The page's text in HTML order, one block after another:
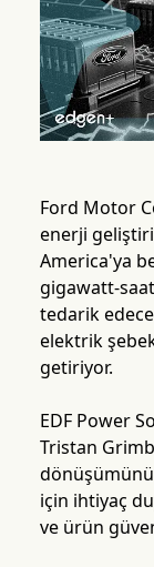
Ford Motor
enerji
America'ya
gigawatt-
tedarik
elektrik
getiriyor.
EDF Power
Tristan
için ihtiyaç
ve ürün